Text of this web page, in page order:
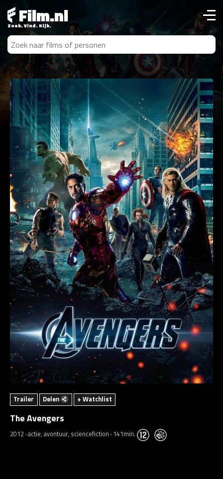
Film.nl
Zoek. Vind. Kijk.
Trailer Delen + Watchlist
The Avengers
2012 actie, avontuur, sciencefiction 141min.